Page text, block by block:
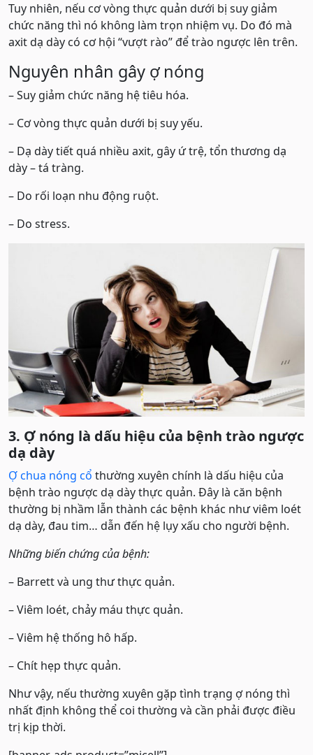
Tuy nhiên, nếu cơ vòng thực quản dưới bị suy giảm
chức năng thì nó không làm trọn nhiệm vụ. Do đó mà
axit dạ dày có cơ hội “vượt rào” để trào ngược lên trên.
Nguyên nhân gây ợ nóng
– Suy giảm chức năng hệ tiêu hóa.
– Cơ vòng thực quản dưới bị suy yếu.
– Dạ dày tiết quá nhiều axit, gây ứ trệ, tổn thương dạ
dày – tá tràng.
– Do rối loạn nhu động ruột.
– Do stress.
3. Ợ nóng là dấu hiệu của bệnh trào ngược
dạ dày
Ợ chua nóng cổ thường xuyên chính là dấu hiệu của
bệnh trào ngược dạ dày thực quản. Đây là căn bệnh
thường bị nhầm lẫn thành các bệnh khác như viêm loét
dạ dày, đau tim… dẫn đến hệ lụy xấu cho người bệnh.
Những biến chứng của bệnh:
– Barrett và ung thư thực quản.
– Viêm loét, chảy máu thực quản.
– Viêm hệ thống hô hấp.
– Chít hẹp thực quản.
Như vậy, nếu thường xuyên gặp tình trạng ợ nóng thì
nhất định không thể coi thường và cần phải được điều
trị kịp thời.